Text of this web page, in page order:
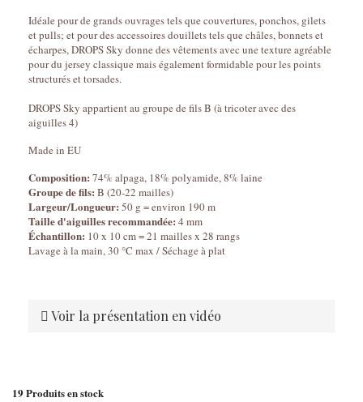
Idéale pour de grands ouvrages tels que couvertures, ponchos, gilets
et pulls; et pour des accessoires douillets tels que châles, bonnets et
écharpes, DROPS Sky donne des vêtements avec une texture agréable
pour du jersey classique mais également formidable pour les points
structurés et torsades.
DROPS Sky appartient au groupe de fils B (à tricoter avec des
aiguilles 4)
Made in EU
Composition: 74% alpaga, 18% polyamide, 8% laine
Groupe de fils: B (20-22 mailles)
Largeur/Longueur: 50 g = environ 190 m
Taille d'aiguilles recommandée: 4 mm
Échantillon: 10 x 10 cm = 21 mailles x 28 rangs
Lavage à la main, 30 °C max / Séchage à plat
Voir la présentation en vidéo
19 Produits en stock